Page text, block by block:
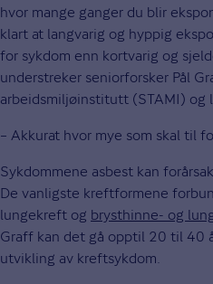
hvor mange ganger du blir
klart at langvarig og hyppig
for sykdom enn kortvarig og
understreker seniorforsker Pål
arbeidsmiljøinstitutt (STAMI) og
– Akkurat hvor mye som skal til
Sykdommene asbest kan
De vanligste kreftformene
lungekreft og brysthinne- og
Graff kan det gå opptil 20 til 40
utvikling av kreftsykdom.